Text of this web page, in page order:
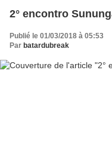
2° encontro
Publié le 01/03/2018 à 05:53
Par batardubreak